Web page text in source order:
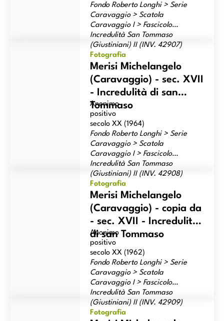
Fondo Roberto Longhi > Serie
Caravaggio > Scatola
Caravaggio I > Fascicolo
Incredulità San Tommaso
(Giustiniani) II (INV. 42907)
Merisi Michelangelo (Caravaggio) - sec. XVII - Incredulità di
Merisi Michelangelo
(Caravaggio) - sec. XVII
- Incredulità di san
Tommaso
Anonimo
Fotografia
positivo
secolo XX (1964)
Fondo Roberto Longhi > Serie
Caravaggio > Scatola
Caravaggio I > Fascicolo
Incredulità San Tommaso
(Giustiniani) II (INV. 42908)
Merisi Michelangelo (Caravaggio) - copia da - sec. XVII -
Incredulità di san Tommaso
Merisi Michelangelo
(Caravaggio) - copia da
- sec. XVII - Incredulità
di san Tommaso
Anonimo
Fotografia
positivo
secolo XX (1962)
Fondo Roberto Longhi > Serie
Caravaggio > Scatola
Caravaggio I > Fascicolo
Incredulità San Tommaso
(Giustiniani) II (INV. 42909)
Merisi Michelangelo (Caravaggio) - sec. XVII - Incredulità di
Fotografia